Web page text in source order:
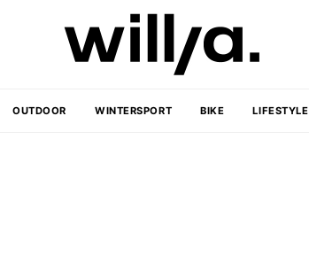
OUTDOOR WINTERSPORT BIKE LIFESTYLE